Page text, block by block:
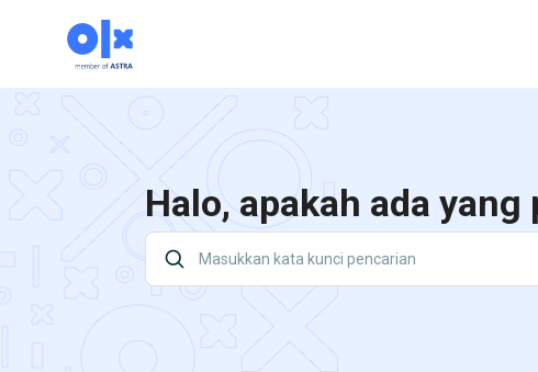
Halo, apakah ada